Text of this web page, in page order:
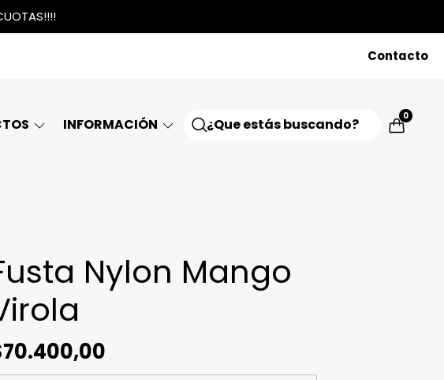
Contacto
INFORMACIÓN 0
Nylon Mango